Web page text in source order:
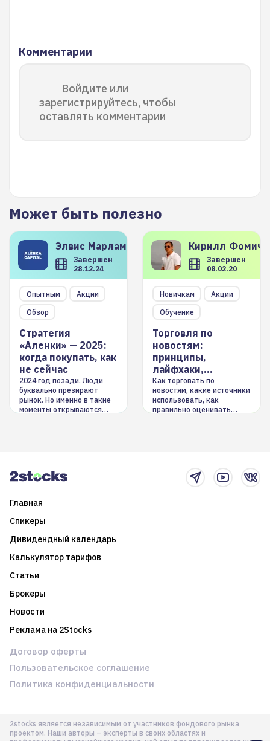
Комментарии
Войдите или
зарегистрируйтесь, чтобы
оставлять комментарии
Может быть полезно
Элвис Марламов
Завершен
28.12.24
Опытным
Акции
Обзор
Стратегия
«Аленки» — 2025:
когда покупать, как
не сейчас
2024 год позади. Люди
буквально презирают
рынок. Но именно в такие
моменты открываются
Кирилл
Завершен
08.02.20
Новичкам
Акции
Обучение
Торговля по
новостям:
принципы,
лайфхаки,
инструменты
Как торговать по
новостям, какие источники
использовать, как
правильно оценивать
Главная
Спикеры
Дивидендный календарь
Калькулятор тарифов
Статьи
Брокеры
Новости
Реклама на 2Stocks
2stocks является независимым от участников фондового рынка
проектом. Наши авторы – эксперты в своих областях и
Договор оферты
Пользовательское соглашение
Политика конфиденциальности